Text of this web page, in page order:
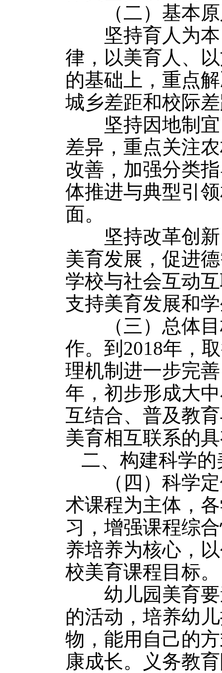
（二）基本原
坚持育人为本
律，以美育人、
的基础上，重点
城乡差距和校际
坚持因地制宜
差异，重点关注
改善，加强分类
体推进与典型引
面。
坚持改革创新
美育发展，促进
学校与社会互动
支持美育发展和
（三）总体目
作。到2018年，
理机制进一步完
年，初步形成大
互结合、普及教
美育相互联系的
二、构建科学
（四）科学定
术课程为主体，
习，增强课程综
养培养为核心，
校美育课程目标。
幼儿园美育要
的活动，培养幼
物，能用自己的
康成长。义务教